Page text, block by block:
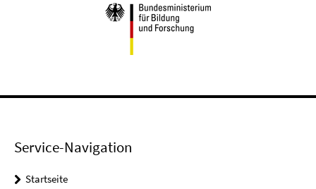
Service-Navigation
Startseite